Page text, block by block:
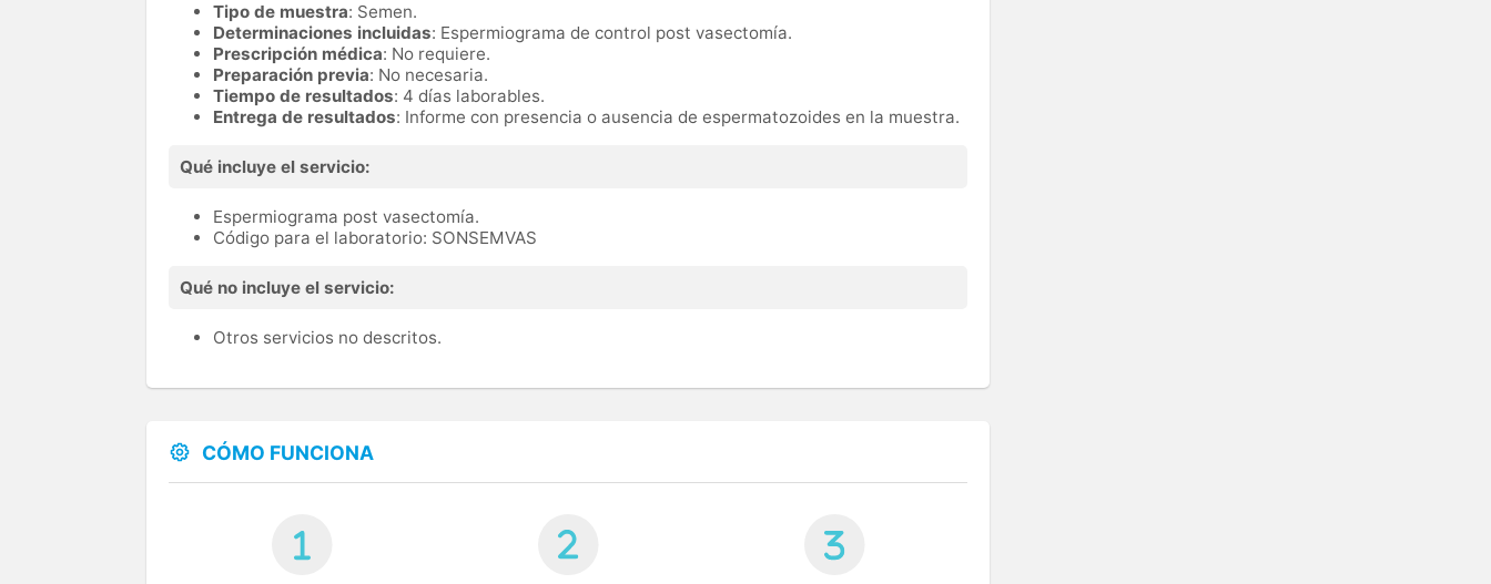
Tipo de muestra: Semen.
Determinaciones incluidas: Espermiograma de control post vasectomía.
Prescripción médica: No requiere.
Preparación previa: No necesaria.
Tiempo de resultados: 4 días laborables.
Entrega de resultados: Informe con presencia o ausencia de espermatozoides en la muestra.
Qué incluye el servicio:
Espermiograma post vasectomía.
Código para el laboratorio: SONSEMVAS
Qué no incluye el servicio:
Otros servicios no descritos.
CÓMO FUNCIONA